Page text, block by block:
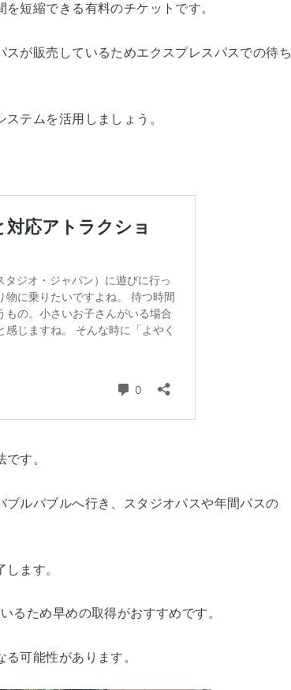
短縮できる有料のチケットです。
が販売しているためエクスプレスパスでの待ち
テムを活用しましょう。
す。
ルバブルへ行き、スタジオパスや年間パスの
ます。
るため早めの取得がおすすめです。
可能性があります。